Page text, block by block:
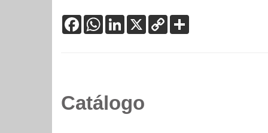
FacebookWhatsApp
LinkedIn
X Copy
Link
Catálogo